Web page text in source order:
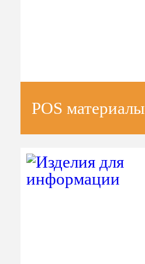
POS материалы